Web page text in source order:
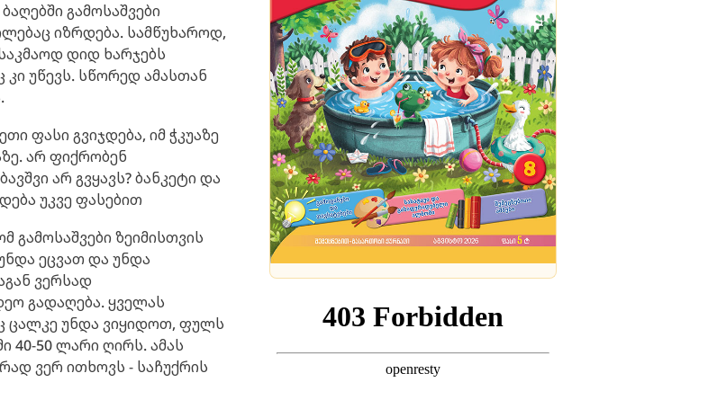
გამოსაშვები
იზრდება. სამწუხაროდ,
დიდ ხარჯებს
უწევს. სწორედ ამასთან
ფასი გვიჯდება, იმ ჭკუაზე
არ ფიქრობენ
არ გვყავს? ბანკეტი და
უკვე ფასებით
გამოსაშვები ზეიმისთვის
ეცვათ და უნდა
ვერსად
გადაღება. ყველას
ცალკე უნდა ვიყიდოთ, ფულს
40-50 ლარი ღირს. ამას
ვერ ითხოვს - საჩუქრის